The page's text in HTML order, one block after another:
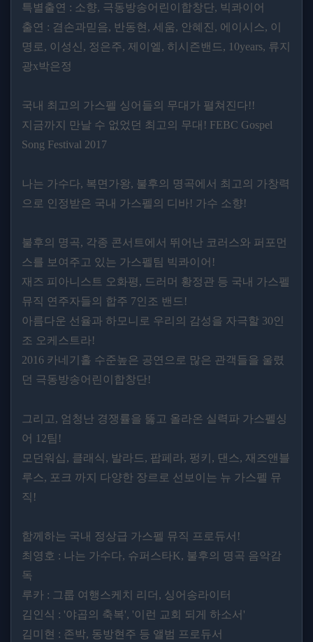
특별출연 : 소향, 극동방송어린이합창단, 빅콰이어
출연 : 겸손과믿음, 반동현, 세움, 안혜진, 에이시스, 이
명로, 이성신, 정은주, 제이엘, 히시즌밴드, 10years, 류지
광x박은정
국내 최고의 가스펠 싱어들의 무대가 펼쳐진다!!
지금까지 만날 수 없었던 최고의 무대! FEBC Gospel
Song Festival 2017
나는 가수다, 복면가왕, 불후의 명곡에서 최고의 가창력
으로 인정받은 국내 가스펠의 디바! 가수 소향!
불후의 명곡, 각종 콘서트에서 뛰어난 코러스와 퍼포먼
스를 보여주고 있는 가스펠팀 빅콰이어!
재즈 피아니스트 오화평, 드러머 황정관 등 국내 가스펠
뮤직 연주자들의 합주 7인조 밴드!
아름다운 선율과 하모니로 우리의 감성을 자극할 30인
조 오케스트라!
2016 카네기홀 수준높은 공연으로 많은 관객들을 울렸
던 극동방송어린이합창단!
그리고, 엄청난 경쟁률을 뚫고 올라온 실력파 가스펠싱
어 12팀!
모던워십, 클래식, 발라드, 팝페라, 펑키, 댄스, 재즈앤블
루스, 포크 까지 다양한 장르로 선보이는 뉴 가스펠 뮤
직!
함께하는 국내 정상급 가스펠 뮤직 프로듀서!
최영호 : 나는 가수다, 슈퍼스타K, 불후의 명곡 음악감
독
루카 : 그룹 여행스케치 리더, 싱어송라이터
김인식 : '야곱의 축복', '이런 교회 되게 하소서'
김미현 : 존박, 동방현주 등 앨범 프로듀서